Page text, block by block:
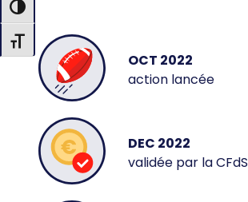
Passer en contraste élevé
Changer la taille de la police
OCT 2022
action lancée
DEC 2022
validée par la CFdS